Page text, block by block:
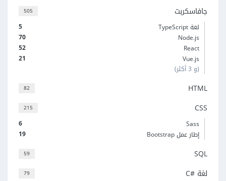
505 جافاسكربت
5
لغة TypeScript
70
Node.js
52
React
21
Vue.js
(و 3 أكثر)
82 HTML
215 CSS
6
Sass
19
إطار عمل Bootstrap
59 SQL
79 لغة C#‎